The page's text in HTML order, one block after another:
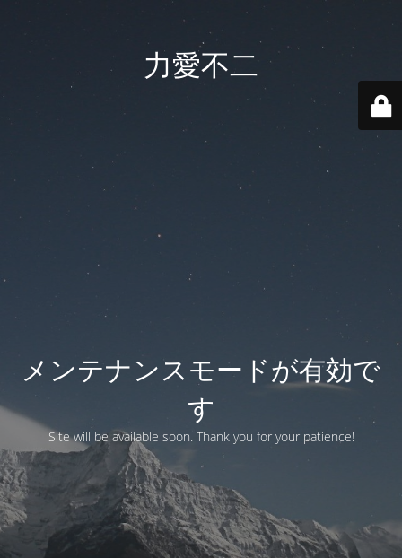
力愛不二
メンテナンスモードが有効で
す
Site will be available soon. Thank you for your patience!